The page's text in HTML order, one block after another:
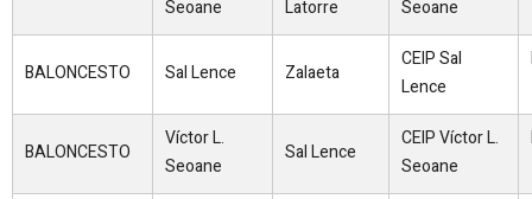
Seoane
Latorre
Seoane
BALONCESTO Sal Lence Zalaeta
CEIP Sal
Lence
BALONCESTO
Víctor L.
Seoane
Sal Lence
CEIP Víctor L.
Seoane